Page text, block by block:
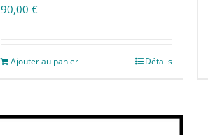
90,00 €
Ajouter au panier Détails